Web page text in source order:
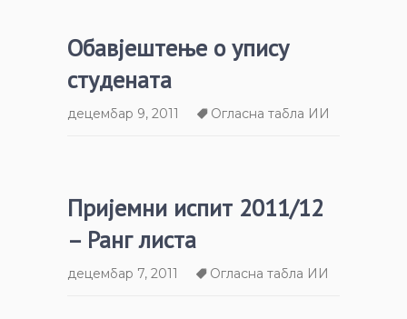
Обавјештење о упису
студената
децембар 9, 2011 Огласна табла ИИ
Пријемни испит 2011/12
– Ранг листа
децембар 7, 2011 Огласна табла ИИ